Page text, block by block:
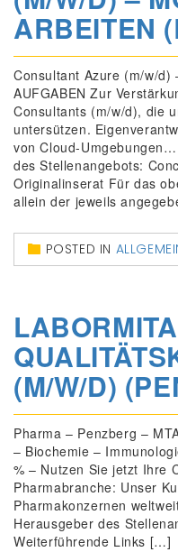
ARBEITEN
Consultant Azure (m/w/d)
AUFGABEN Zur
Consultants (m/w/d), die
untersützen.
von Cloud-
des Stellenangebots:
Originalinserat Für das
allein der jeweils
POSTED IN
(M/W/D)
Pharma – Penzberg –
– Biochemie –
% – Nutzen Sie jetzt Ihre
Pharmabranche: Unser
Pharmakonzernen
Herausgeber des
Weiterführende Links […]